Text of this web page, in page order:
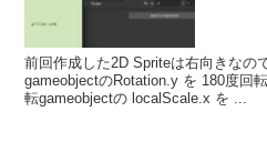
前回作成した2D Spriteは右向きなの
gameobjectのRotation.y を 180度回
転gameobjectの localScale.x を ...